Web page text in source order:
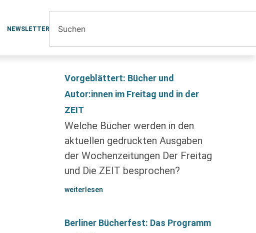
NEWSLETTER
Vorgeblättert: Bücher und
Autor:innen im Freitag und in der
ZEIT
Welche Bücher werden in den
aktuellen gedruckten Ausgaben
der Wochenzeitungen Der Freitag
und Die ZEIT besprochen?
weiterlesen
Berliner Bücherfest: Das Programm